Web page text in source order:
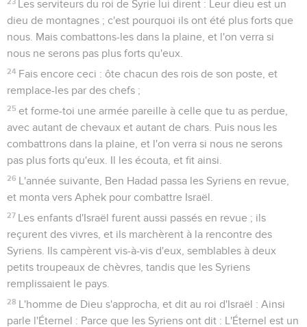
Les serviteurs du roi de Syrie lui dirent : Leur dieu est un
dieu de montagnes ; c'est pourquoi ils ont été plus forts que
nous. Mais combattons-les dans la plaine, et l'on verra si
nous ne serons pas plus forts qu'eux.
24 Fais encore ceci : ôte chacun des rois de son poste, et
remplace-les par des chefs ;
25 et forme-toi une armée pareille à celle que tu as perdue,
avec autant de chevaux et autant de chars. Puis nous les
combattrons dans la plaine, et l'on verra si nous ne serons
pas plus forts qu'eux. Il les écouta, et fit ainsi.
26 L'année suivante, Ben Hadad passa les Syriens en revue,
et monta vers Aphek pour combattre Israël.
27 Les enfants d'Israël furent aussi passés en revue ; ils
reçurent des vivres, et ils marchèrent à la rencontre des
Syriens. Ils campèrent vis-à-vis d'eux, semblables à deux
petits troupeaux de chèvres, tandis que les Syriens
remplissaient le pays.
28 L'homme de Dieu s'approcha, et dit au roi d'Israël : Ainsi
parle l'Éternel : Parce que les Syriens ont dit : L'Éternel est un